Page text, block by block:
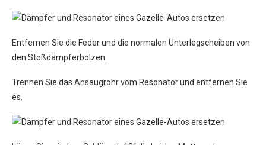
Entfernen Sie die Feder und die normalen Unterlegscheiben von
den Stoßdämpferbolzen.
Trennen Sie das Ansaugrohr vom Resonator und entfernen Sie
es.